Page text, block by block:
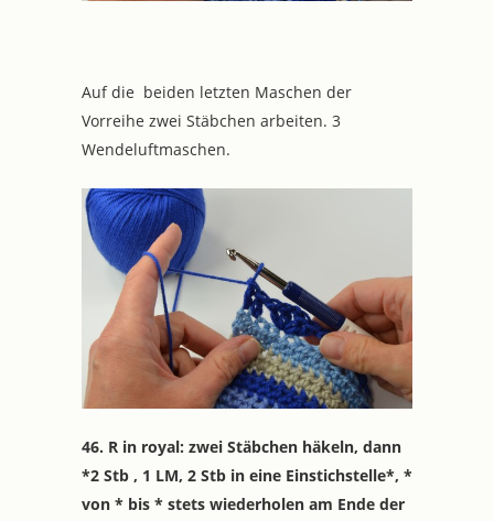
Auf die beiden letzten Maschen der
Vorreihe zwei Stäbchen arbeiten. 3
Wendeluftmaschen.
46. R in royal: zwei Stäbchen häkeln, dann
*2 Stb , 1 LM, 2 Stb in eine Einstichstelle*, *
von * bis * stets wiederholen am Ende der